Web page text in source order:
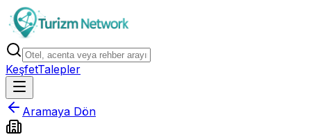
KeşfetTalepler
Aramaya Dön